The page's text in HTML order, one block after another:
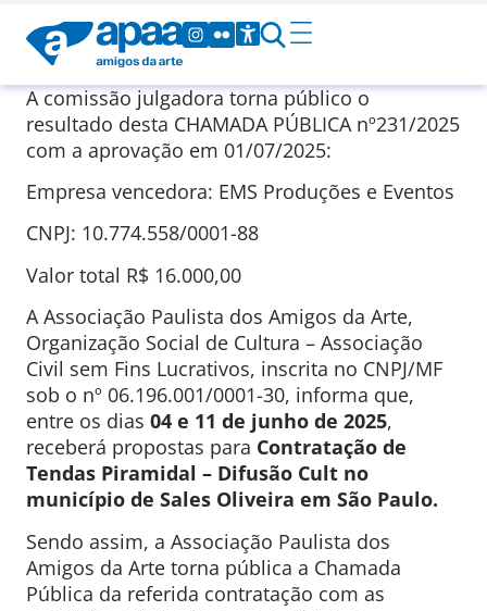
A comissão julgadora torna público o
resultado desta CHAMADA PÚBLICA nº231/2025
com a aprovação em 01/07/2025:
Empresa vencedora: EMS Produções e Eventos
CNPJ: 10.774.558/0001-88
Valor total R$ 16.000,00
A Associação Paulista dos Amigos da Arte,
Organização Social de Cultura – Associação
Civil sem Fins Lucrativos, inscrita no CNPJ/MF
sob o nº 06.196.001/0001-30, informa que,
entre os dias 04 e 11 de junho de 2025,
receberá propostas para Contratação de
Tendas Piramidal – Difusão Cult no
município de Sales Oliveira em São Paulo.
Sendo assim, a Associação Paulista dos
Amigos da Arte torna pública a Chamada
Pública da referida contratação com as